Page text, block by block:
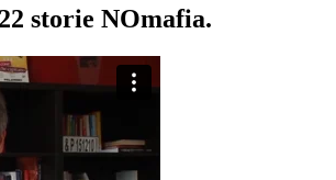
storie NOmafia.